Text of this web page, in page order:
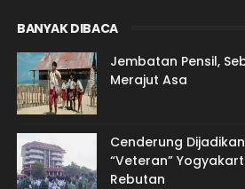
BANYAK DIBACA
Jembatan Pensil,
Merajut Asa
Cenderung
“Veteran”
Rebutan